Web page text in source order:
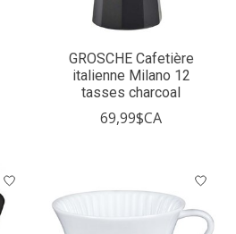
GROSCHE Cafetière
italienne Milano 12
tasses charcoal
69,99$CA